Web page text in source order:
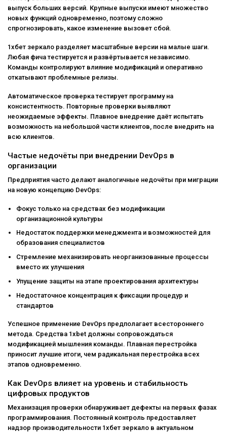
выпуск больших версий. Крупные выпуски имеют множество
новых функций одновременно, поэтому сложно
спрогнозировать, какое изменение вызовет сбой.
1хбет зеркало разделяет масштабные версии на малые шаги.
Любая фича тестируется и развёртывается независимо.
Команды контролируют влияние модификаций и оперативно
откатывают проблемные релизы.
Автоматическое проверка тестирует программу на
консистентность. Повторные проверки выявляют
неожидаемые эффекты. Плавное внедрение даёт испытать
возможность на небольшой части клиентов, после внедрить на
всю клиентов.
Частые недочёты при внедрении DevOps в
организации
Предприятия часто делают аналогичные недочёты при миграции
на новую концепцию DevOps:
Фокус только на средствах без модификации
организационной культуры
Недостаток поддержки менеджмента и возможностей для
образования специалистов
Стремление механизировать неорганизованные процессы
вместо их улучшения
Упущение защиты на этапе проектирования архитектуры
Недостаточное концентрация к фиксации процедур и
стандартов
Успешное применение DevOps предполагает всестороннего
метода. Средства 1xbet должны сопровождаться
модификацией мышления команды. Плавная перестройка
приносит лучшие итоги, чем радикальная перестройка всех
этапов одновременно.
Как DevOps влияет на уровень и стабильность
цифровых продуктов
Механизация проверки обнаруживает дефекты на первых фазах
программирования. Постоянный контроль предоставляет
надзор производительности 1хбет зеркало в актуальном